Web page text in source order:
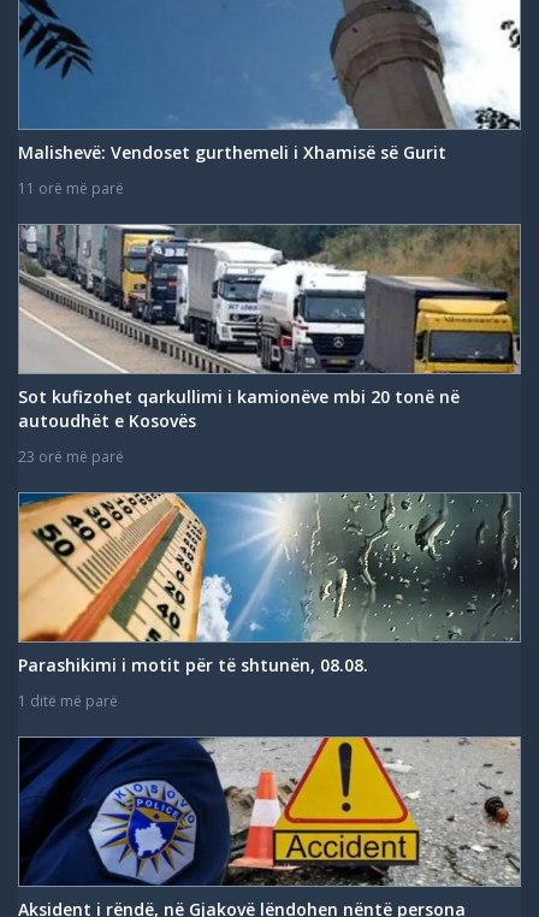
Malishevë: Vendoset gurthemeli i Xhamisë së Gurit
11 orë më parë
Sot kufizohet qarkullimi i kamionëve mbi 20 tonë në
autoudhët e Kosovës
23 orë më parë
Parashikimi i motit për të shtunën, 08.08.
1 ditë më parë
Aksident i rëndë, në Gjakovë lëndohen nëntë persona